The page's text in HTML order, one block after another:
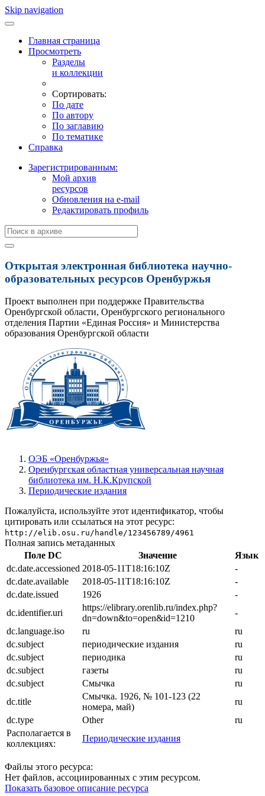
Skip navigation
Главная страница
Просмотреть
Разделы
и коллекции
Сортировать:
По дате
По автору
По заглавию
По тематике
Справка
Зарегистрированным:
Мой архив
ресурсов
Обновления на e-mail
Редактировать профиль
Открытая электронная библиотека научно-
образовательных ресурсов Оренбуржья
Проект выполнен при поддержке Правительства
Оренбургской области, Оренбургского регионального
отделения Партии «Единая Россия» и Министерства
образования Оренбургской области
ОЭБ «Оренбуржья»
Оренбургская областная универсальная научная
библиотека им. Н.К.Крупской
Периодические издания
Пожалуйста, используйте этот идентификатор, чтобы
цитировать или ссылаться на этот ресурс:
http://elib.osu.ru/handle/123456789/4961
Полная запись метаданных
Поле DC
Значение
Язык
dc.date.accessioned 2018-05-11T18:16:10Z
-
dc.date.available
2018-05-11T18:16:10Z
-
dc.date.issued
1926
-
dc.identifier.uri
https://elibrary.orenlib.ru/index.php?
dn=down&to=open&id=1210
-
dc.language.iso
ru
ru
dc.subject
периодические издания
ru
dc.subject
периодика
ru
dc.subject
газеты
ru
dc.subject
Смычка
ru
dc.title
Смычка. 1926, № 101-123 (22
номера, май)
ru
dc.type
Other
ru
Располагается в
коллекциях:
Периодические издания
Файлы этого ресурса:
Нет файлов, ассоциированных с этим ресурсом.
Показать базовое описание ресурса